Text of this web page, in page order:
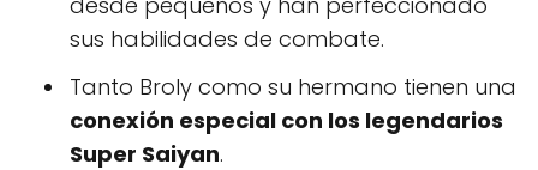
sus habilidades de combate.
Tanto Broly como su hermano tienen una
conexión especial con los legendarios
Super Saiyan.